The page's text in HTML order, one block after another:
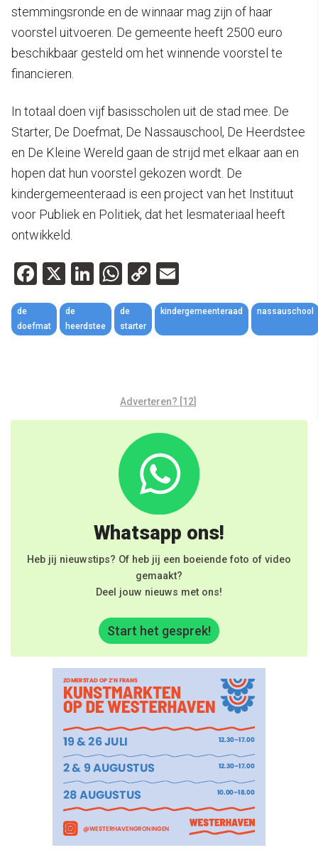
stemmingsronde en de winnaar mag zijn of haar
voorstel uitvoeren. De gemeente heeft 2500 euro
beschikbaar gesteld om het winnende voorstel te
financieren.
In totaal doen vijf basisscholen uit de stad mee. De
Starter, De Doefmat, De Nassauschool, De Heerdstee
en De Kleine Wereld gaan de strijd met elkaar aan en
hopen dat hun voorstel gekozen wordt. De
kindergemeenteraad is een project van het Instituut
voor Publiek en Politiek, dat het lesmateriaal heeft
ontwikkeld.
Facebook
X LinkedIn
WhatsApp
Copy
Link
de
doefmat
de
heerdstee
de
starter
kindergemeenteraad nassauschool
Adverteren? [12]
Whatsapp ons!
Heb jij nieuwstips? Of heb jij een boeiende foto of video
gemaakt?
Deel jouw nieuws met ons!
Start het gesprek!